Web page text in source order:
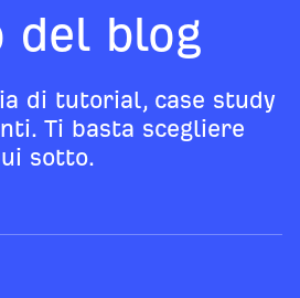
del blog
di tutorial, case study
Ti basta scegliere
sotto.